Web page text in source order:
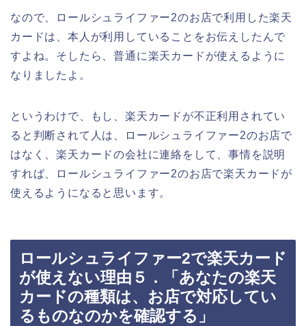
なので、ロールシュライファー2のお店で利用した楽天
カードは、本人が利用していることをお伝えしたんで
すよね。そしたら、普通に楽天カードが使えるように
なりましたよ。
というわけで、もし、楽天カードが不正利用されてい
ると判断されて人は、ロールシュライファー2のお店で
はなく、楽天カードの会社に連絡をして、事情を説明
すれば、ロールシュライファー2のお店で楽天カードが
使えるようになると思います。
ロールシュライファー2で楽天カード
が使えない理由５．「あなたの楽天
カードの種類は、お店で対応してい
るものなのかを確認する」